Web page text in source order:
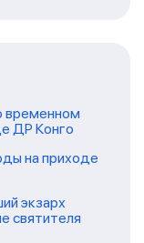
временном
ДР Конго
на приходе
экзарх
святителя